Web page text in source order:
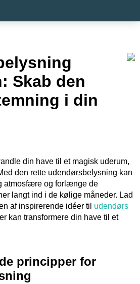
Skab den
i din
din have til et magisk uderum,
den rette udendørsbelysning kan
atmosfære og forlænge de
langt ind i de kølige måneder. Lad
af inspirerende idéer til udendørs
kan transformere din have til et
principper for